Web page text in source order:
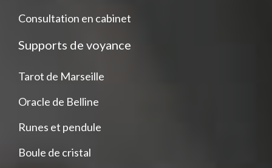
Consultation en cabinet
Supports de voyance
Tarot de Marseille
Oracle de Belline
Runes et pendule
Boule de cristal